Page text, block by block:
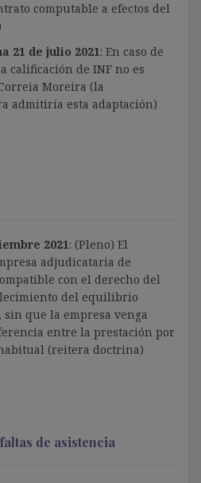
computable a efectos del
21 de julio 2021: En caso de
calificación de INF no es
Moreira (la
admitiría esta adaptación)
2021: (Pleno) El
adjudicataria de
con el derecho del
del equilibrio
que la empresa venga
entre la prestación por
(reitera doctrina)
de asistencia